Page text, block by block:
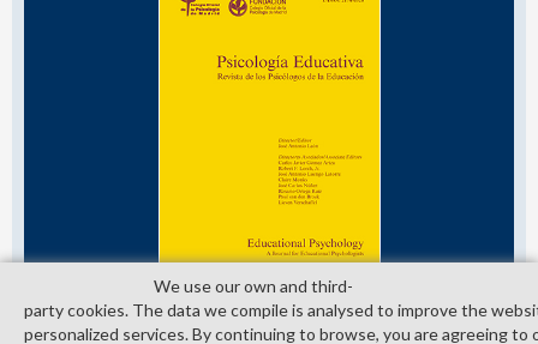
We use our own and third­
party cookies. The data we compile is analysed to improve the
personalized services. By continuing to browse, you are agreeing to